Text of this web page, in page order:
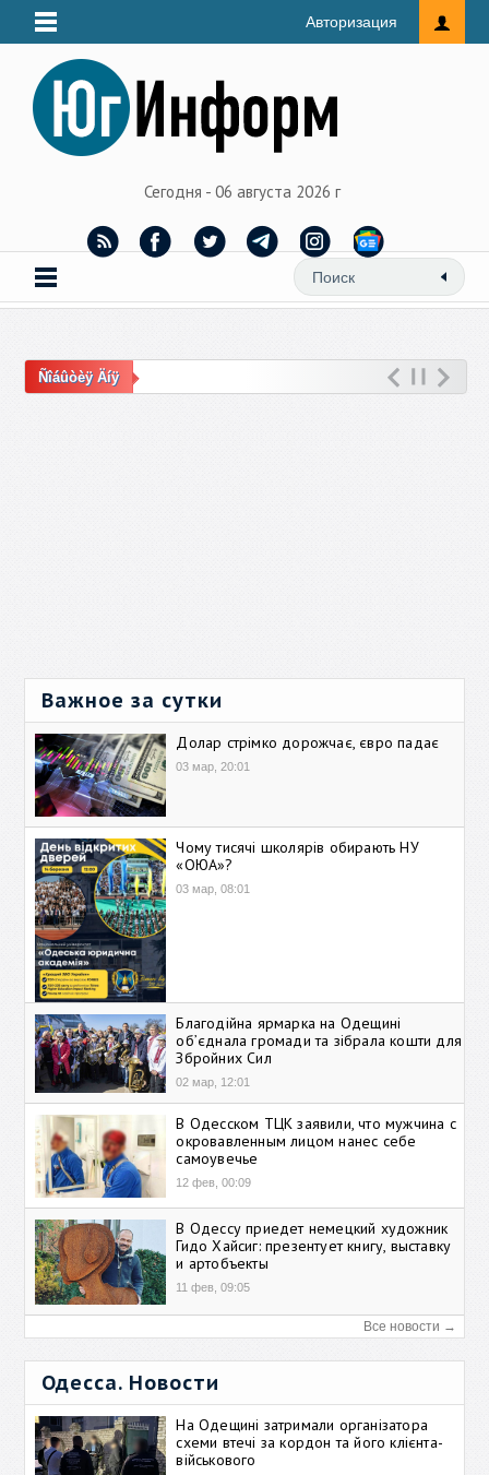
Авторизация
Сегодня - 06 августа 2026 г
Ñîáûòèÿ Äíÿ
Важное за сутки
Долар стрімко дорожчає, євро падає
03 мар, 20:01
Чому тисячі школярів обирають НУ
«ОЮА»?
03 мар, 08:01
Благодійна ярмарка на Одещині
об’єднала громади та зібрала кошти для
Збройних Сил
02 мар, 12:01
В Одесском ТЦК заявили, что мужчина с
окровавленным лицом нанес себе
самоувечье
12 фев, 00:09
В Одессу приедет немецкий художник
Гидо Хайсиг: презентует книгу, выставку
и артобъекты
11 фев, 09:05
Все новости →
Одесса. Новости
На Одещині затримали організатора
схеми втечі за кордон та його клієнта-
військового